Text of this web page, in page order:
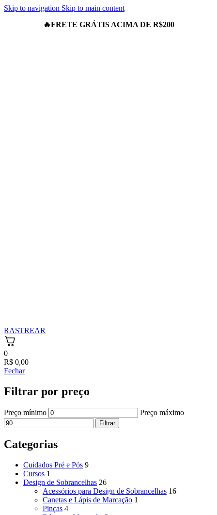
Skip to navigation Skip to main content
🔥FRETE GRÁTIS ACIMA DE R$200
RASTREAR
0
R$ 0,00
Fechar
Filtrar por preço
Preço mínimo Preço máximo
Filtrar
Categorias
Cuidados Pré e Pós 9
Cursos 1
Design de Sobrancelhas 26
Acessórios para Design de Sobrancelhas 16
Canetas e Lápis de Marcação 1
Pinças 4